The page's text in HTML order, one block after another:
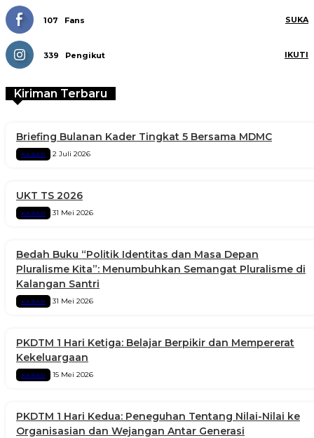
107 Fans SUKA
339 Pengikut IKUTI
Kiriman Terbaru
Briefing Bulanan Kader Tingkat 5 Bersama MDMC
KABAR 2 Juli 2026
UKT TS 2026
KABAR 31 Mei 2026
Bedah Buku “Politik Identitas dan Masa Depan
Pluralisme Kita”: Menumbuhkan Semangat Pluralisme di
Kalangan Santri
KABAR 31 Mei 2026
PKDTM 1 Hari Ketiga: Belajar Berpikir dan Mempererat
Kekeluargaan
KABAR 15 Mei 2026
PKDTM 1 Hari Kedua: Peneguhan Tentang Nilai-Nilai ke
Organisasian dan Wejangan Antar Generasi